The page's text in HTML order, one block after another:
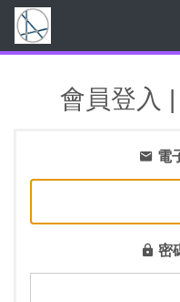
會員登入
電
密